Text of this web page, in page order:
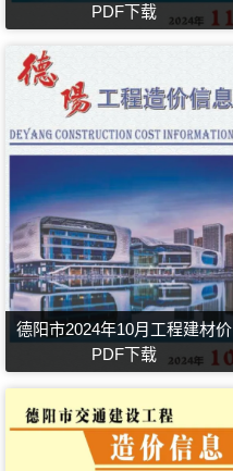
PDF下载
德阳市2024年10月工程建材价
PDF下载